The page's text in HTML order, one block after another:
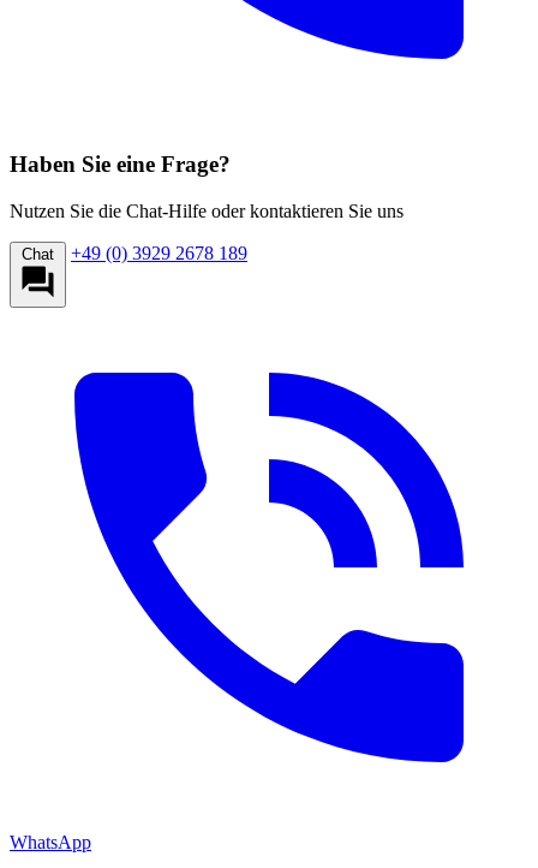
Haben Sie eine Frage?
Nutzen Sie die Chat-Hilfe oder kontaktieren Sie uns
Chat +49 (0) 3929 2678 189
WhatsApp